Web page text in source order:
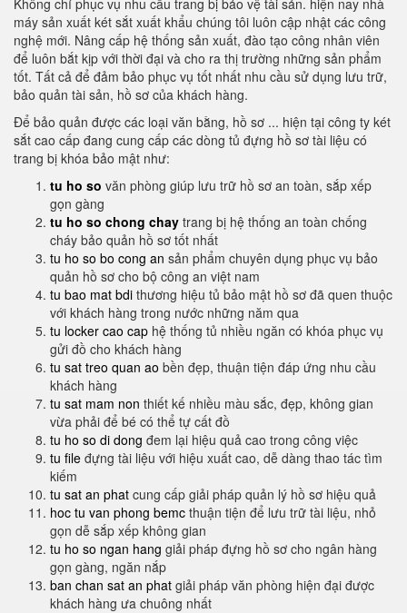
Không chỉ phục vụ nhu cầu trang bị bảo vệ tài sản. hiện nay nhà
máy sản xuất két sắt xuất khẩu chúng tôi luôn cập nhật các công
nghệ mới. Nâng cấp hệ thống sản xuất, đào tạo công nhân viên
để luôn bắt kịp với thời đại và cho ra thị trường những sản phẩm
tốt. Tất cả để đảm bảo phục vụ tốt nhất nhu cầu sử dụng lưu trữ,
bảo quản tài sản, hồ sơ của khách hàng.
Để bảo quản được các loại văn bằng, hồ sơ ... hiện tại công ty két
sắt cao cấp đang cung cấp các dòng tủ đựng hồ sơ tài liệu có
trang bị khóa bảo mật như:
tu ho so văn phòng giúp lưu trữ hồ sơ an toàn, sắp xếp
gọn gàng
tu ho so chong chay trang bị hệ thống an toàn chống
cháy bảo quản hồ sơ tốt nhất
tu ho so bo cong an sản phẩm chuyên dụng phục vụ bảo
quản hồ sơ cho bộ công an việt nam
tu bao mat bdi thương hiệu tủ bảo mật hồ sơ đã quen thuộc
với khách hàng trong nước những năm qua
tu locker cao cap hệ thống tủ nhiều ngăn có khóa phục vụ
gửi đồ cho khách hàng
tu sat treo quan ao bền đẹp, thuận tiện đáp ứng nhu cầu
khách hàng
tu sat mam non thiết kế nhiều màu sắc, đẹp, không gian
vừa phải để bé có thể tự cất đồ
tu ho so di dong đem lại hiệu quả cao trong công việc
tu file đựng tài liệu với hiệu xuất cao, dễ dàng thao tác tìm
kiếm
tu sat an phat cung cấp giải pháp quản lý hồ sơ hiệu quả
hoc tu van phong bemc thuận tiện để lưu trữ tài liệu, nhỏ
gọn dễ sắp xếp không gian
tu ho so ngan hang giải pháp đựng hồ sơ cho ngân hàng
gọn gàng, ngăn nắp
ban chan sat an phat giải pháp văn phòng hiện đại được
khách hàng ưa chuông nhất